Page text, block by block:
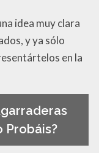
idea muy clara
y ya sólo
en la
Probáis?